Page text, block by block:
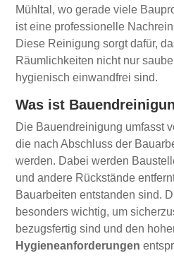
Mühltal, wo gerade viele
ist eine professionelle
Diese Reinigung sorgt dafür,
Räumlichkeiten nicht nur
hygienisch einwandfrei sind.
Was ist
Die Bauendreinigung umfasst
die nach Abschluss der
werden. Dabei werden
und andere Rückstände
Bauarbeiten entstanden sind.
besonders wichtig, um
bezugsfertig sind und den
Hygieneanforderungen